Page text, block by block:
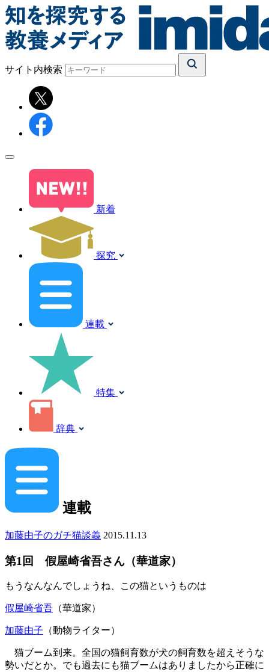
サイト内検索
新着
探究
連載
特集
辞典
連載
加藤由子のガチ猫談義 2015.11.13
第1回 假屋崎省吾さん（華道家）
もうなんなんでしょうね、この猫というものは
假屋崎省吾 （華道家）
加藤由子 （動物ライター）
猫ブーム到来。全国の猫飼育数が犬の飼育数を超えそうな
勢いだとか。でも過去にも猫ブームはありましたから正確に